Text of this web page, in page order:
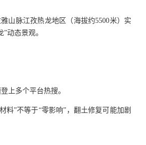
山脉江孜热龙地区（海拔约5500米）实
”动态景观。
上多个平台热搜。
料”不等于“零影响”，翻土修复可能加剧